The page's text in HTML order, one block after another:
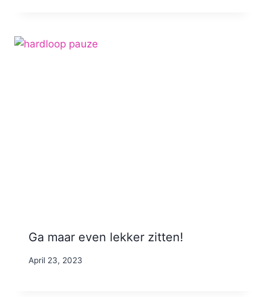
Ga maar even lekker zitten!
By
April 23, 2023